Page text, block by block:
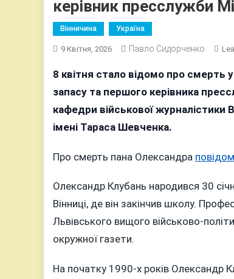
керівник пресслужби
Вінничина Україна
9 Квітня, 2026 Павло Сидорченко
8 квітня стало відомо про
запасу та першого керівника
кафедри військової журналістики
імені Тараса Шевченка.
Про смерть пана Олександра
Олександр Клубань народився 30
Вінниці, де він закінчив школу.
Львівського вищого військово-
окружної газети.
На початку 1990-х років Олександр